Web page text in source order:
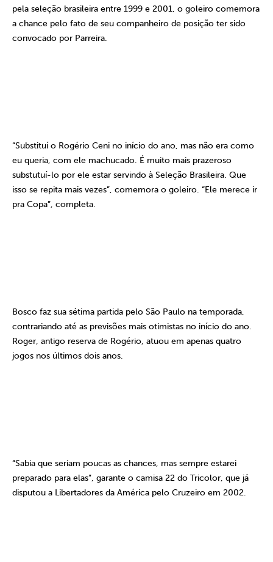
pela seleção brasileira entre 1999 e 2001, o goleiro comemora
a chance pelo fato de seu companheiro de posição ter sido
convocado por Parreira.
“Substituí o Rogério Ceni no início do ano, mas não era como
eu queria, com ele machucado. É muito mais prazeroso
substutuí-lo por ele estar servindo à Seleção Brasileira. Que
isso se repita mais vezes”, comemora o goleiro. “Ele merece ir
pra Copa”, completa.
Bosco faz sua sétima partida pelo São Paulo na temporada,
contrariando até as previsões mais otimistas no início do ano.
Roger, antigo reserva de Rogério, atuou em apenas quatro
jogos nos últimos dois anos.
“Sabia que seriam poucas as chances, mas sempre estarei
preparado para elas”, garante o camisa 22 do Tricolor, que já
disputou a Libertadores da América pelo Cruzeiro em 2002.